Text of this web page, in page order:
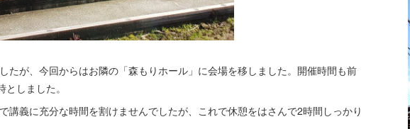
たが、今回からはお隣の「森もりホール」に会場を移しました。開催時間も前
しました。
講義に充分な時間を割けませんでしたが、これで休憩をはさんで2時間しっかり